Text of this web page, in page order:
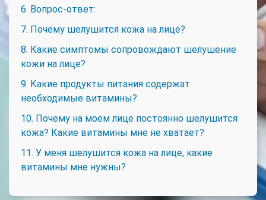
6. Вопрос-ответ:
7. Почему шелушится кожа на лице?
8. Какие симптомы сопровождают шелушение
кожи на лице?
9. Какие продукты питания содержат
необходимые витамины?
10. Почему на моем лице постоянно шелушится
кожа? Какие витамины мне не хватает?
11. У меня шелушится кожа на лице, какие
витамины мне нужны?